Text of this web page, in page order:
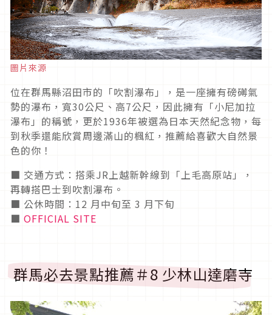
圖片來源
位在群馬縣沼田市的「吹割瀑布」，是一座擁有磅礡氣
勢的瀑布，寬30公尺、高7公尺，因此擁有「小尼加拉
瀑布」的稱號，更於1936年被選為日本天然紀念物，每
到秋季還能欣賞周邊滿山的楓紅，推薦給喜歡大自然景
色的你！
■ 交通方式：搭乘JR上越新幹線到「上毛高原站」，
再轉搭巴士到吹割瀑布。
■ 公休時間：12 月中旬至 3 月下旬
■ OFFICIAL SITE
群馬必去景點推薦＃8 少林山達磨寺